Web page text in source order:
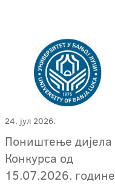
24. јул 2026.
Поништење дијела
Конкурса од
15.07.2026. године